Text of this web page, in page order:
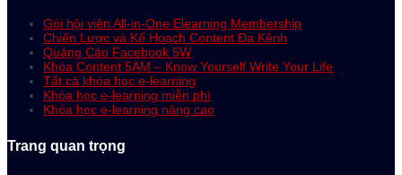
Gói hội viên All-in-One Elearning Membership
Chiến Lược và Kế Hoạch Content Đa Kênh
Quảng Cáo Facebook 5W
Khóa Content 5AM – Know Yourself Write Your Life
Tất cả khóa học e-learning
Khóa học e-learning miễn phí
Khóa học e-learning nâng cao
Trang quan trọng